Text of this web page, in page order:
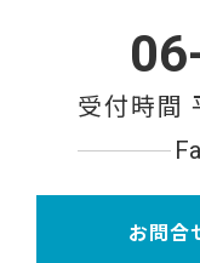
受付時間
お問合